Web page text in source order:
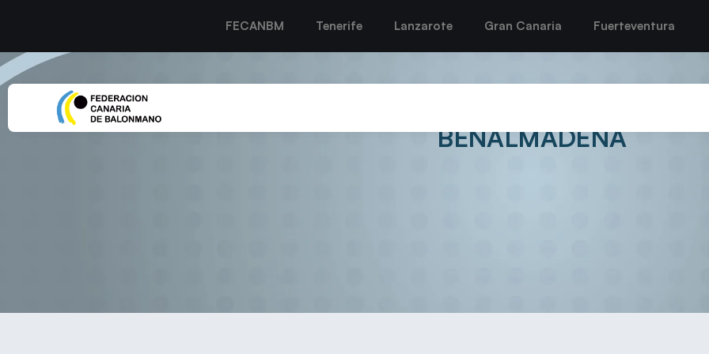
FECANBM Tenerife Lanzarote Gran Canaria Fuerteventura
EL GOURMET AMPATE BUSCARÁ VOLVER A LA
BENALMÁDENA